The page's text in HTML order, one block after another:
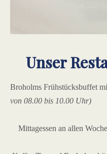
Unser
Broholms Frühstücksbuffet
von 08.00 bis 10.00 Uhr)
Mittagessen an allen